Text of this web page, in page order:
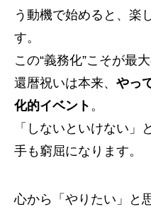
う動機で始めると、楽
す。
この“義務化”こそが最
還暦祝いは本来、 やっ
化的イベント 。
「しないといけない」
手も窮屈になります。
心から「やりたい」と